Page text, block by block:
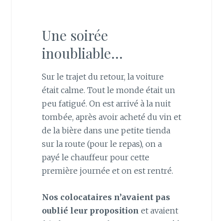
Une soirée
inoubliable…
Sur le trajet du retour, la voiture
était calme. Tout le monde était un
peu fatigué. On est arrivé à la nuit
tombée, après avoir acheté du vin et
de la bière dans une petite tienda
sur la route (pour le repas), on a
payé le chauffeur pour cette
première journée et on est rentré.
Nos colocataires n’avaient pas
oublié leur proposition et avaient